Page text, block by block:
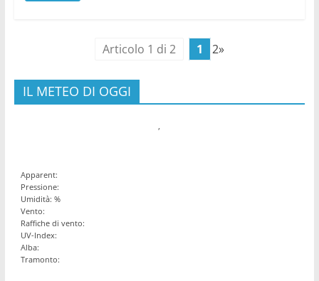
Articolo 1 di 2 1 2»
IL METEO DI OGGI
Apparent:
Pressione:
Umidità: %
Vento:
Raffiche di vento:
UV-Index:
Alba:
Tramonto: